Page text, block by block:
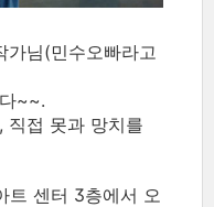
가님(민수오빠라고
~~.
직접 못과 망치를
트 센터 3층에서 오